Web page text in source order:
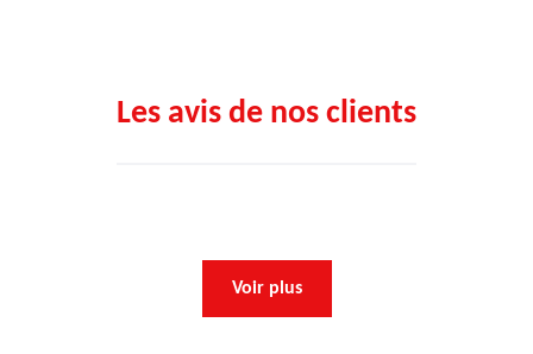
Les avis de nos clients
Voir plus